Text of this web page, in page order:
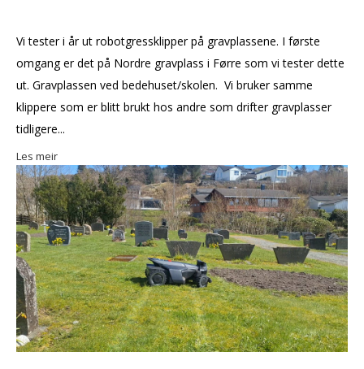
Vi tester i år ut robotgressklipper på gravplassene. I første
omgang er det på Nordre gravplass i Førre som vi tester dette
ut. Gravplassen ved bedehuset/skolen. Vi bruker samme
klippere som er blitt brukt hos andre som drifter gravplasser
tidligere...
Les meir